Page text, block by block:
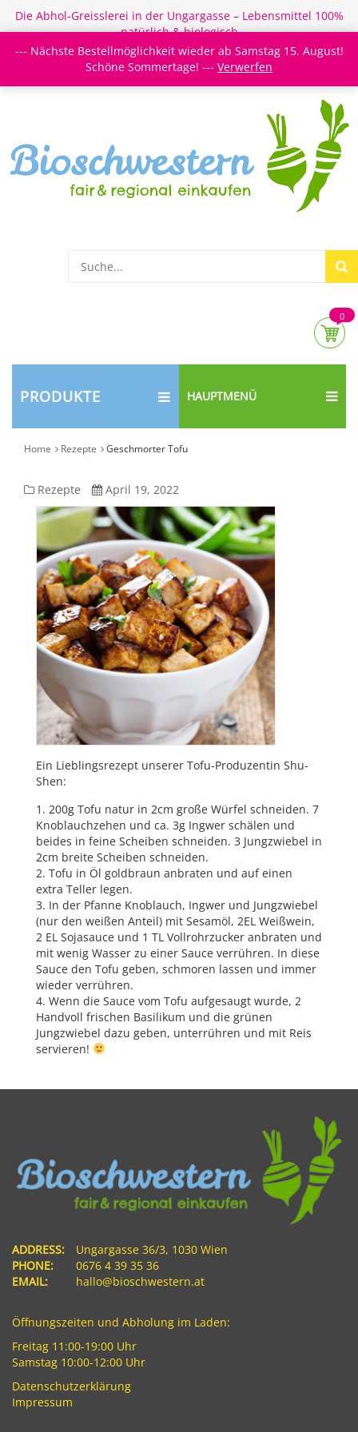
Die Abhol-Greisslerei in der Ungargasse – Lebensmittel 100%
natürlich & biologisch
Login/Register Newsletter Meine Merkzettel
0
PRODUKTE HAUPTMENÜ
Home Rezepte Geschmorter Tofu
Geschmorter
Tofu
Rezepte April 19, 2022
Ein Lieblingsrezept unserer Tofu-Produzentin Shu-
Shen:
1. 200g Tofu natur in 2cm große Würfel schneiden. 7
Knoblauchzehen und ca. 3g Ingwer schälen und
beides in feine Scheiben schneiden. 3 Jungzwiebel in
2cm breite Scheiben schneiden.
2. Tofu in Öl goldbraun anbraten und auf einen
extra Teller legen.
3. In der Pfanne Knoblauch, Ingwer und Jungzwiebel
(nur den weißen Anteil) mit Sesamöl, 2EL Weißwein,
2 EL Sojasauce und 1 TL Vollrohrzucker anbraten und
mit wenig Wasser zu einer Sauce verrühren. In diese
Sauce den Tofu geben, schmoren lassen und immer
wieder verrühren.
4. Wenn die Sauce vom Tofu aufgesaugt wurde, 2
Handvoll frischen Basilikum und die grünen
Jungzwiebel dazu geben, unterrühren und mit Reis
servieren!
ADDRESS:
Ungargasse 36/3, 1030 Wien
PHONE:
0676 4 39 35 36
EMAIL:
hallo@bioschwestern.at
Öffnungszeiten und Abholung im Laden:
Freitag 11:00-19:00 Uhr
Samstag 10:00-12:00 Uhr
Datenschutzerklärung
Impressum
--- Nächste Bestellmöglichkeit wieder ab Samstag 15. August!
Schöne Sommertage! --- Verwerfen